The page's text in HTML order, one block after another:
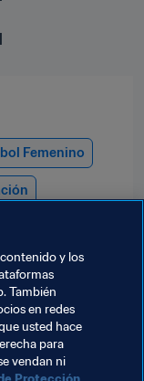
Femenino
Ghana
y los
También
en redes
usted hace
para
vendan ni